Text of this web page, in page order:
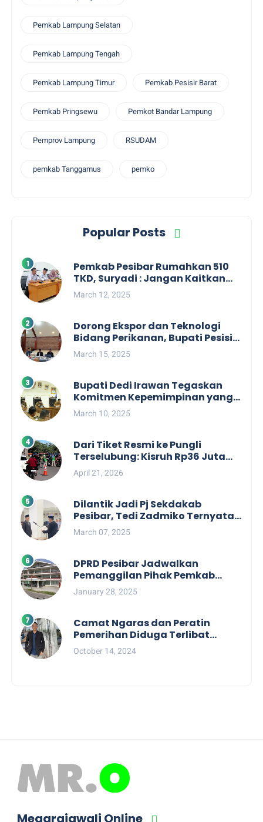
Pemkab Lampung Selatan
Pemkab Lampung Tengah
Pemkab Lampung Timur Pemkab Pesisir Barat
Pemkab Pringsewu Pemkot Bandar Lampung
Pemprov Lampung RSUDAM
pemkab Tanggamus pemko
Popular Posts
Pemkab Pesibar Rumahkan 510
TKD, Suryadi : Jangan Kaitkan
Dengan Kepentingan Politik
March 12, 2025
Dorong Ekspor dan Teknologi
Bidang Perikanan, Bupati Pesisir
Barat Audiensi Terkait Sister City
March 15, 2025
Bupati Dedi Irawan Tegaskan
Komitmen Kepemimpinan yang
Berpihak kepada Masyarakat
dalam Rapat Koordinasi OPD
March 10, 2025
Dari Tiket Resmi ke Pungli
Terselubung: Kisruh Rp36 Juta
Pengelolaan Tiket Pantai
Labuhan Jukung
April 21, 2026
Dilantik Jadi Pj Sekdakab
Pesibar, Tedi Zadmiko Ternyata
Punya Rekam Jejak Gemilang
March 07, 2025
DPRD Pesibar Jadwalkan
Pemanggilan Pihak Pemkab
Terkait Nasib dan Status TKD di
Tahun 2025
January 28, 2025
Camat Ngaras dan Peratin
Pemerihan Diduga Terlibat
Politik Praktis, Mahasiswa
Pesibar Desak Bawaslu
October 14, 2024